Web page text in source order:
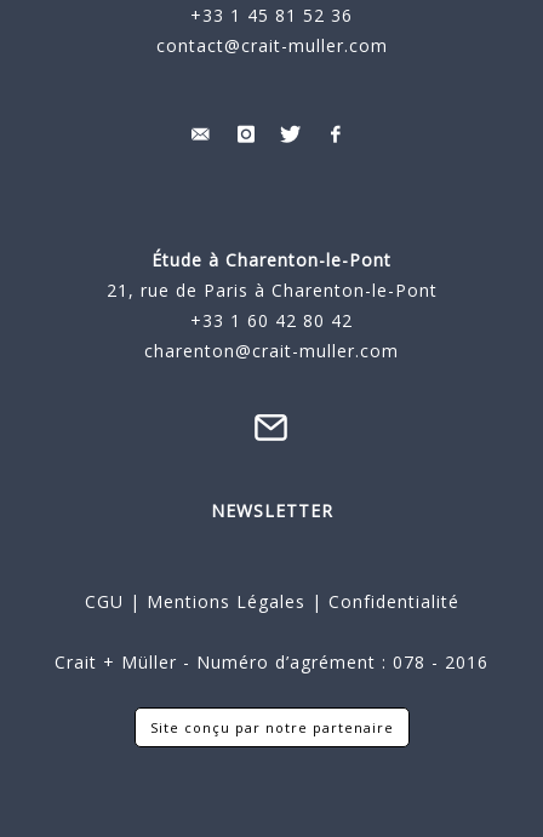
+33 1 45 81 52 36
contact@crait-muller.com
Étude à Charenton-le-Pont
21, rue de Paris à Charenton-le-Pont
+33 1 60 42 80 42
charenton@crait-muller.com
NEWSLETTER
CGU | Mentions Légales | Confidentialité
Crait + Müller - Numéro d’agrément : 078 - 2016
Site conçu par notre partenaire